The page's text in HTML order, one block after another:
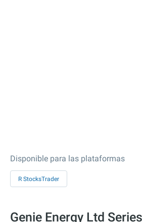
Disponible para las plataformas
R StocksTrader
Genie Energy Ltd